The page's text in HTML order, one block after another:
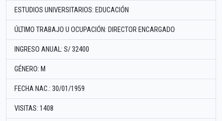
ESTUDIOS UNIVERSITARIOS: EDUCACIÓN
ÚLTIMO TRABAJO U OCUPACIÓN: DIRECTOR ENCARGADO
INGRESO ANUAL: S/ 32400
GÉNERO: M
FECHA NAC.: 30/01/1959
VISITAS: 1408